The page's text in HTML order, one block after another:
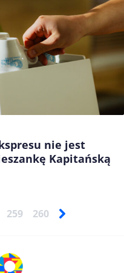
nie jest
Kapitańską
259 260